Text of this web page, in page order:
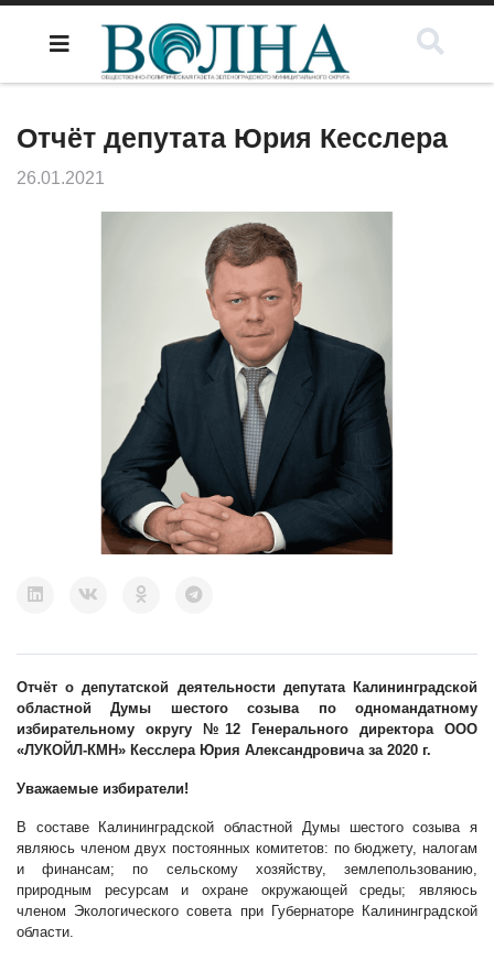
Отчёт депутата Юрия Кесслера
26.01.2021
Отчёт о депутатской деятельности депутата Калининградской
областной Думы шестого созыва по одномандатному
избирательному округу №12 Генерального директора ООО
«ЛУКОЙЛ-КМН» Кесслера Юрия Александровича за 2020 г.
Уважаемые избиратели!
В составе Калининградской областной Думы шестого созыва я
являюсь членом двух постоянных комитетов: по бюджету, налогам
и финансам; по сельскому хозяйству, землепользованию,
природным ресурсам и охране окружающей среды; являюсь
членом Экологического совета при Губернаторе Калининградской
области.